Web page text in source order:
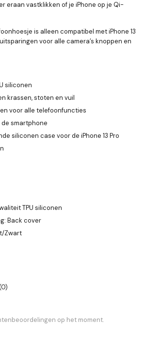
eraan vastklikken of je iPhone op je Qi-
is alleen compatibel met iPhone 13
voor alle camera’s knoppen en
siliconen
krassen, stoten en vuil
voor alle telefoonfuncties
smartphone
siliconen case voor de iPhone 13 Pro
TPU siliconen
Back cover
Zwart
op het moment.